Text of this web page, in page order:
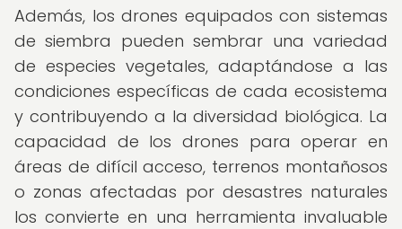
Además, los drones equipados con sistemas
de siembra pueden sembrar una variedad
de especies vegetales, adaptándose a las
condiciones específicas de cada ecosistema
y contribuyendo a la diversidad biológica. La
capacidad de los drones para operar en
áreas de difícil acceso, terrenos montañosos
o zonas afectadas por desastres naturales
los convierte en una herramienta invaluable